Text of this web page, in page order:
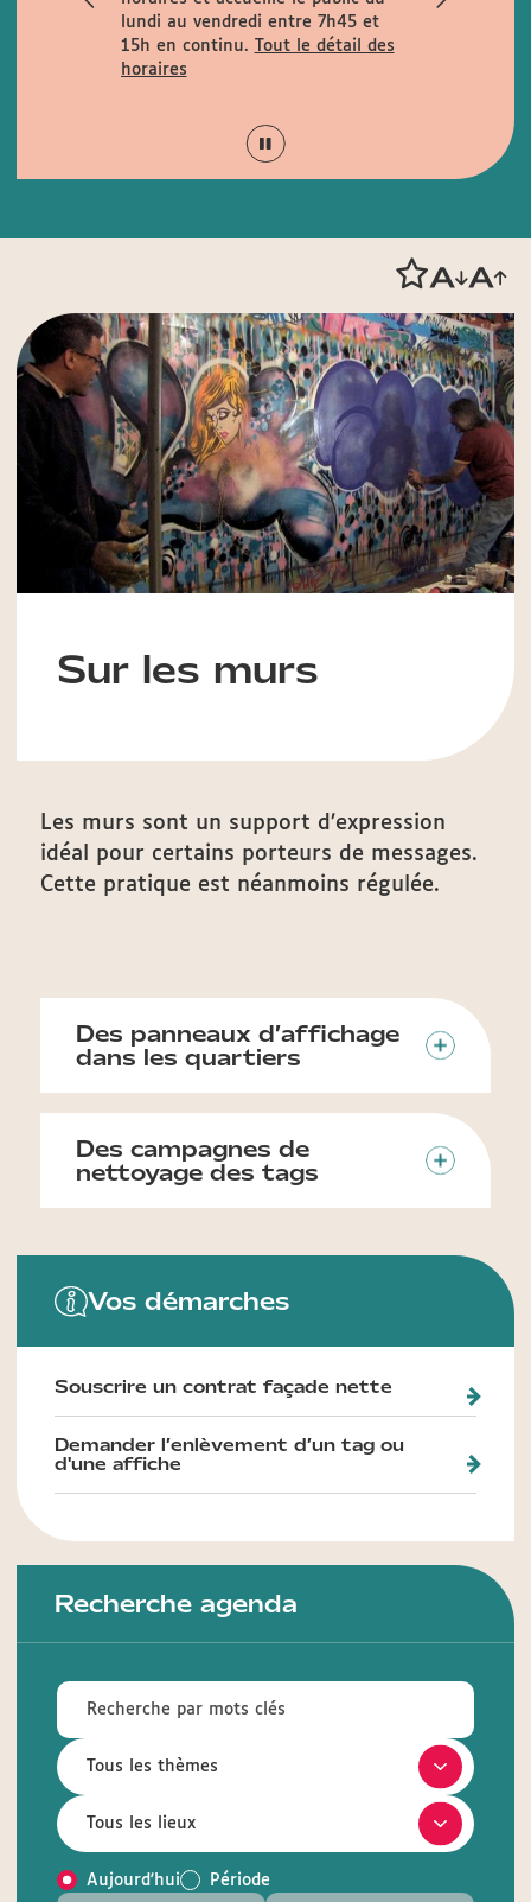
lundi au vendredi entre 7h45 et
15h en continu.
Tout le détail des
horaires
Sur les murs
Les murs sont un support d’expression
idéal pour certains porteurs de messages.
Cette pratique est néanmoins régulée.
Des panneaux d’affichage
dans les quartiers
Des campagnes de
nettoyage des tags
Vos démarches
Souscrire un contrat façade nette
Demander l’enlèvement d’un tag ou
d'une affiche
Recherche agenda
Aujourd'hui Période